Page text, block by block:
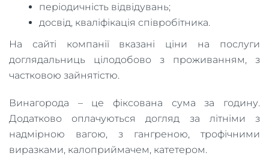
періодичність відвідувань;
досвід, кваліфікація співробітника.
На сайті компанії вказані ціни на послуги
доглядальниць цілодобово з проживанням, з
частковою зайнятістю.
Винагорода – це фіксована сума за годину.
Додатково оплачуються догляд за літніми з
надмірною вагою, з гангреною, трофічними
виразками, калоприймачем, катетером.